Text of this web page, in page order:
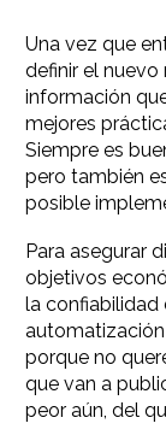
Una vez que
definir el
información
mejores
Siempre es
pero también
posible
Para asegurar
objetivos
la confiabilidad
porque no
que van a
peor aún, del